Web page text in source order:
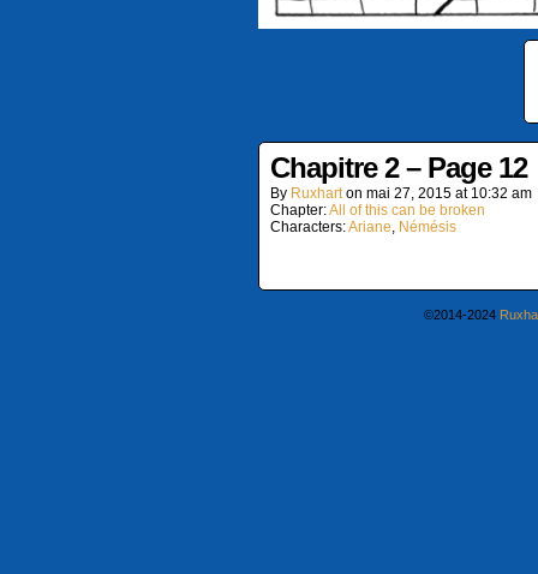
Chapitre 2 – Page 12
By Ruxhart on mai 27, 2015 at 10:32 am
Chapter:All of this can be broken
Characters:Ariane, Némésis
©2014-2024